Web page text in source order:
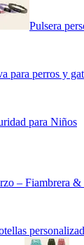
Pulsera
para perros y
para Niños
– Fiambrera &